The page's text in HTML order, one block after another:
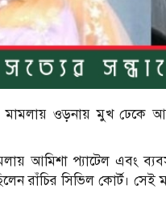
ওড়নায় মুখ ঢেকে
আমিশা প্যাটেল এবং
রাঁচির সিভিল কোর্ট।